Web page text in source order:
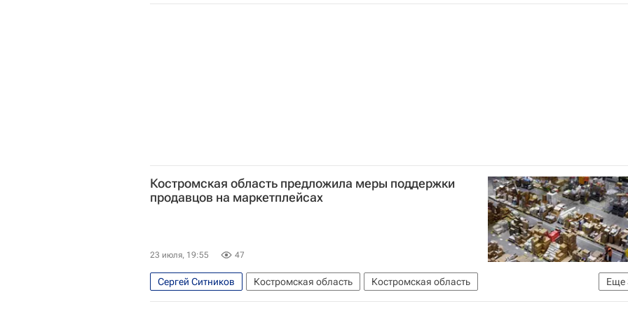
Совет Федерации РФ
Костромская областная Дума
Костромская область предложила меры поддержки
продавцов на маркетплейсах
23 июля, 19:55 47
Еще
Сергей Ситников Костромская область
Костромская область
Вооруженные силы Украины
Костромская областная Дума Россия